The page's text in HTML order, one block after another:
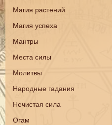
Магия растений
Магия успеха
Мантры
Места силы
Молитвы
Народные гадания
Нечистая сила
Огам